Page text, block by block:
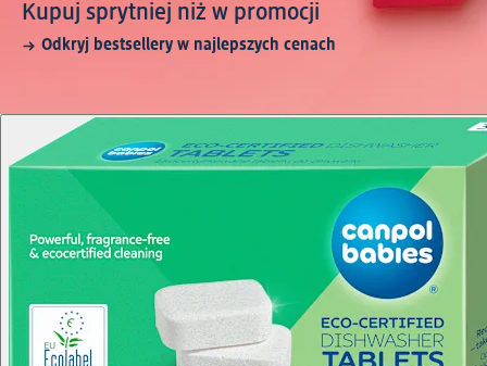
Kupuj sprytniej niż w promocji
Odkryj bestsellery w najlepszych cenach